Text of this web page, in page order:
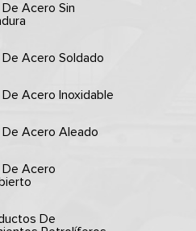
De Acero Sin
De Acero Soldado
De Acero Inoxidable
De Acero Aleado
De Acero
De